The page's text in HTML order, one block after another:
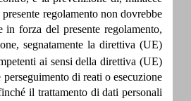
regolamento non dovrebbe
forza del presente regolamento,
segnatamente la direttiva (UE)
ai sensi della direttiva (UE)
di reati o esecuzione
il trattamento di dati personali